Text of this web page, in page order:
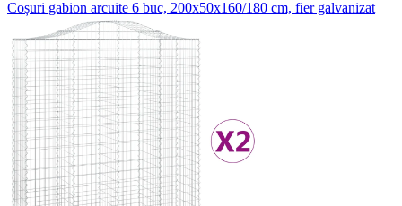
Coșuri gabion arcuite 6 buc, 200x50x160/180 cm, fier galvanizat